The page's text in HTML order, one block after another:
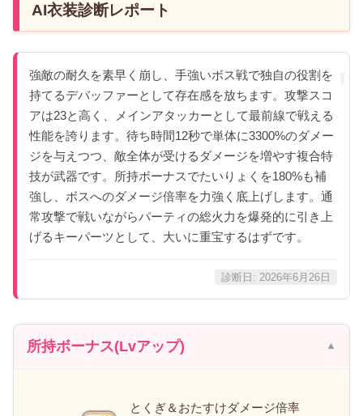
AI衣装診断レポート
強敵の耐久を素早く崩し、手強いボス戦で独自の役割を
持てるデバッファーとして存在感を放ちます。攻撃スコ
アは23と高く、メインアタッカーとして最前線で戦える
性能を誇ります。待ち時間12秒で単体に3300%のダメー
ジを与えつつ、敵全体が受けるダメージを増やす複合特
技が武器です。所持ボーナスでたいりょくを180%も補
強し、ボスへのダメージ倍率を力強く底上げします。通
常攻撃で戦いながらパーティの総火力を爆発的に引き上
げるキーパーツとして、大いに重宝するはずです。
診断日: 2026年6月26日
所持ボーナス(Lvアップ)
とくぎ＆おたすけダメージ倍率